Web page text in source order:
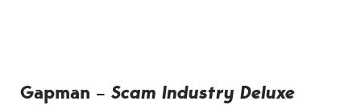
Gapman – Scam Industry Deluxe